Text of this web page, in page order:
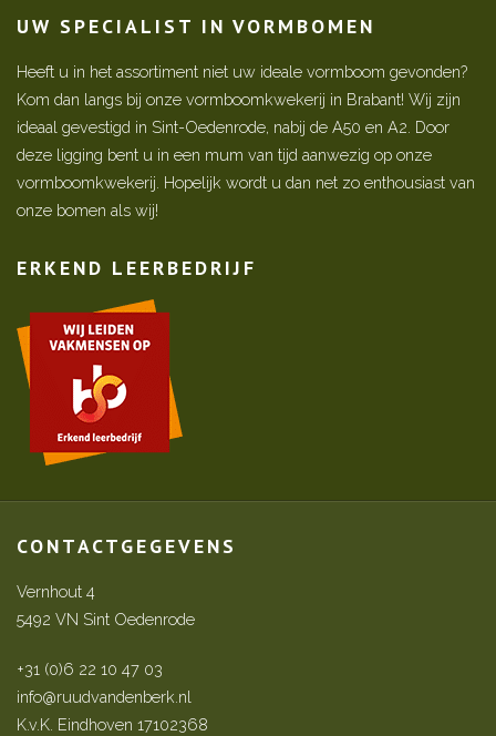
UW SPECIALIST IN VORMBOMEN
Heeft u in het assortiment niet uw ideale vormboom gevonden?
Kom dan langs bij onze vormboomkwekerij in Brabant! Wij zijn
ideaal gevestigd in Sint-Oedenrode, nabij de A50 en A2. Door
deze ligging bent u in een mum van tijd aanwezig op onze
vormboomkwekerij. Hopelijk wordt u dan net zo enthousiast van
onze bomen als wij!
ERKEND LEERBEDRIJF
CONTACTGEGEVENS
Vernhout 4
5492 VN Sint Oedenrode
+31 (0)6 22 10 47 03
info@ruudvandenberk.nl
K.v.K. Eindhoven 17102368